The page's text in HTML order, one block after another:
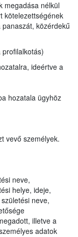
megadása nélkül
kötelezettségének
közérdekű
ideértve a
hozatala ügyhöz
vevő személyek.
neve,
helye, ideje,
neve,
illetve a
adatok